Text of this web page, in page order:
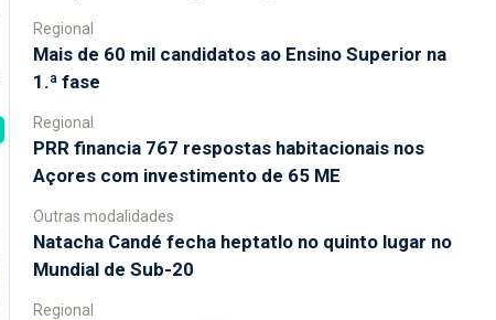
Regional
Mais de 60 mil candidatos ao Ensino Superior na
1.ª fase
Regional
PRR financia 767 respostas habitacionais nos
Açores com investimento de 65 ME
Outras modalidades
Natacha Candé fecha heptatlo no quinto lugar no
Mundial de Sub-20
Regional